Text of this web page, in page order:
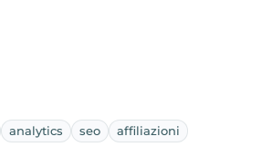
analytics seo affiliazioni